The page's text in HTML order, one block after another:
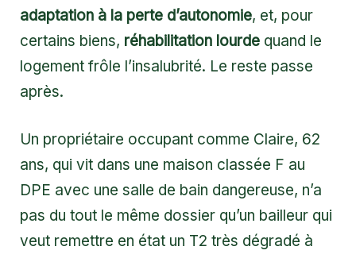
adaptation à la perte d’autonomie, et, pour
certains biens, réhabilitation lourde quand le
logement frôle l’insalubrité. Le reste passe
après.
Un propriétaire occupant comme Claire, 62
ans, qui vit dans une maison classée F au
DPE avec une salle de bain dangereuse, n’a
pas du tout le même dossier qu’un bailleur qui
veut remettre en état un T2 très dégradé à